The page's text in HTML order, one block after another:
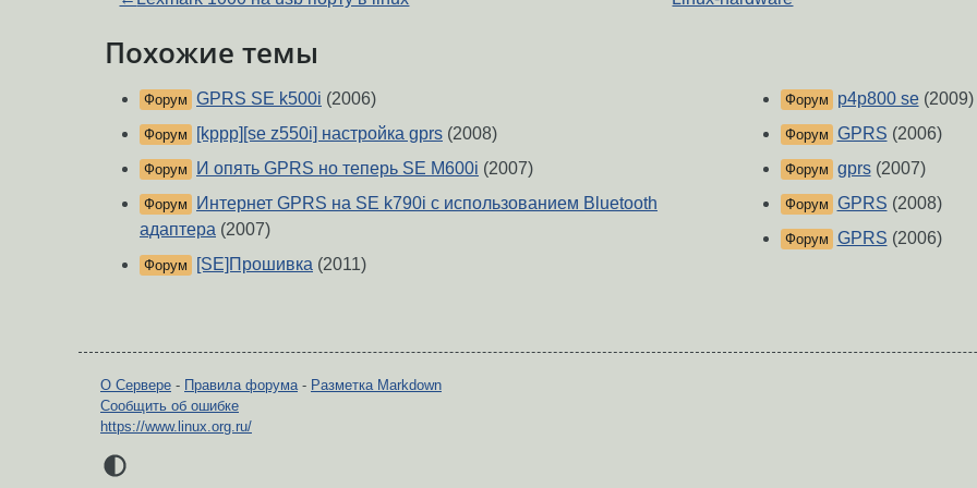
Похожие темы
Форум GPRS SE k500i (2006)
Форум [kppp][se z550i] настройка gprs (2008)
Форум И опять GPRS но теперь SE M600i (2007)
Форум
Интернет GPRS на SE k790i с использованием Bluetooth
адаптера (2007)
Форум [SE]Прошивка (2011)
Форум p4p800 se(2009)
Форум GPRS (2006)
Форум gprs(2007)
Форум GPRS (2008)
Форум GPRS (2006)
О Сервере - Правила форума - Разметка Markdown
Сообщить об ошибке
https://www.linux.org.ru/